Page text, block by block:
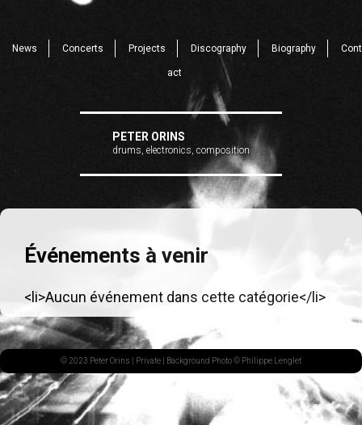
News Concerts Projects Discography Biography Cont
act
PETER ORINS
drums, electronics, composition
Événements à venir
<li>Aucun événement dans cette catégorie</li>
© 2023 Peter Orins | Private | Background Photo © Philippe Lenglet